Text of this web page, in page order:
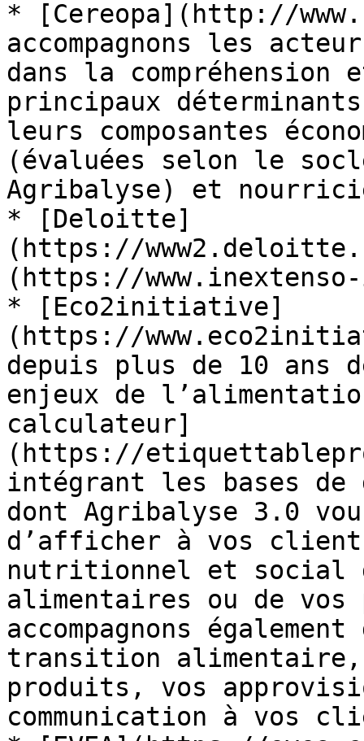
* [Cereopa](http://
accompagnons les
dans la
principaux
leurs composantes
(évaluées selon le
Agribalyse) et
* [Deloitte]
(https://
(https://
* [Eco2initiative]
(https://
depuis plus de 10 ans
enjeux de
calculateur]
(https://
intégrant les bases de
dont Agribalyse 3.0
d’afficher à vos
nutritionnel et social
alimentaires ou de vos
accompagnons
transition alimentaire,
produits, vos
communication à vos